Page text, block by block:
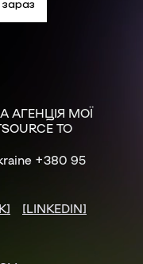
АГЕНЦІЯ МОЇ
TO
+380 95
[LINKEDIN]